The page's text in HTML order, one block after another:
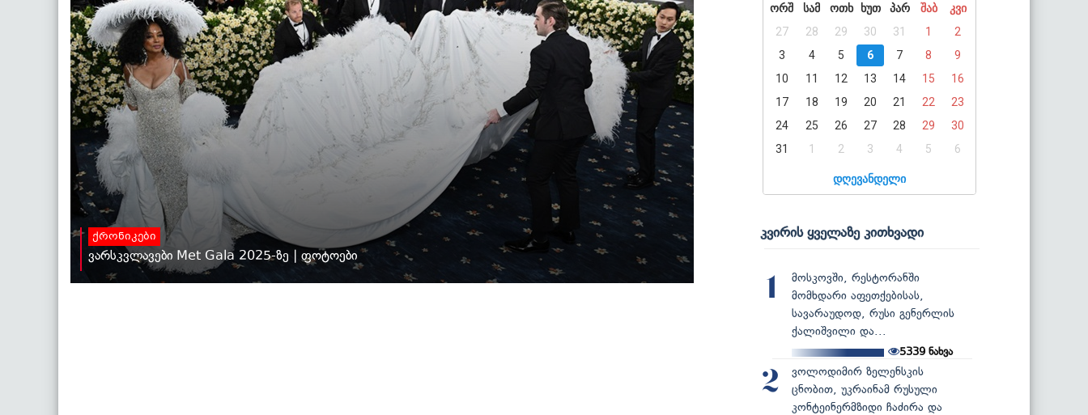
ქრონიკები
ვარსკვლავები Met Gala 2025-ზე | ფოტოები
ორშ
სამ ოთხ ხუთ პარ შაბ
კვი
27
28 29 30 31 1
2
3
4 5 6 7 8
9
10
11 12 13 14 15
16
17
18 19 20 21 22
23
24
25 26 27 28 29
30
31
1 2 3 4 5 6
დღევანდელი
კვირის ყველაზე კითხვადი
1
მოსკოვში, რესტორანში
მომხდარი აფეთქებისას,
სავარაუდოდ, რუსი გენერლის
ქალიშვილი და...
5339 ნახვა
2
ვოლოდიმირ ზელენსკის
ცნობით, უკრაინამ რუსული
კონტეინერმზიდი ჩაძირა და